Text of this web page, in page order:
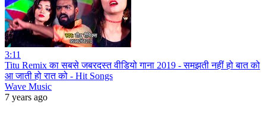
3:11
Titu Remix का सबसे जबरदस्त वीडियो गाना 2019 - समझती नहीं हो बात को
आ जाती हो रात को - Hit Songs
Wave Music
7 years ago